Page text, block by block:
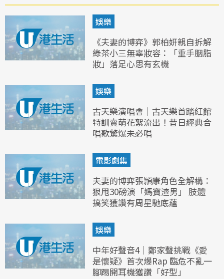
娛樂
《夫妻的博弈》郭柏妍親自拆解
綠茶小三無辜妝容：「重手胭脂
妝」落足心思有玄機
娛樂
古天樂演唱會｜古天樂首踏紅館
特訓賣萌花絮流出！昔日經典合
唱歌驚爆未必唱
電影劇集
夫妻的博弈張頴康角色全解構：
狠甩30磅演「媽寶渣男」 肢體
搞笑獲讚有周星馳底蘊
娛樂
中年好聲音4｜鄭家聲挑戰《愛
是懷疑》首次爆Rap 臨危不亂一
腳踢開耳機獲讚「好型」